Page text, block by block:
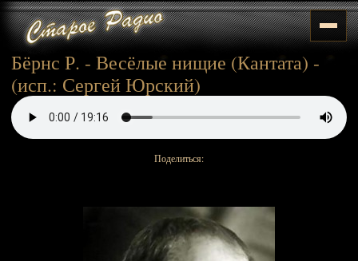
Бёрнс Р. - Весёлые нищие (Кантата) -
(исп.: Сергей Юрский)
Поделиться: